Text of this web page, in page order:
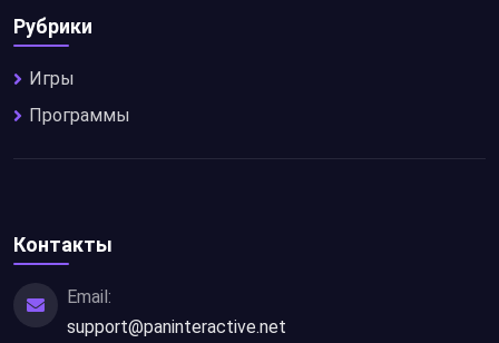
Рубрики
Игры
Программы
Контакты
Email:
support@paninteractive.net